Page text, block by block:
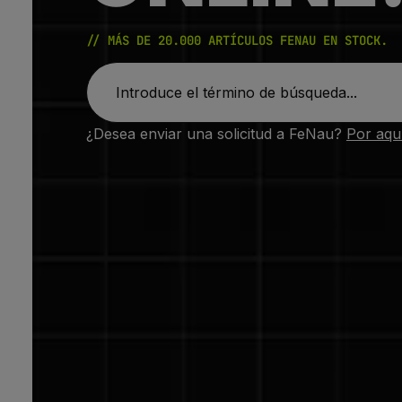
// MÁS DE 20.000 ARTÍCULOS FENAU EN STOCK.
¿Desea enviar una solicitud a FeNau? Por